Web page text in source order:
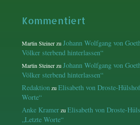
Kommentiert
Martin SteinerzuJohann Wolfgang von
Völker sterbend hinterlassen“
Martin SteinerzuJohann Wolfgang von
Völker sterbend hinterlassen“
RedaktionzuElisabeth von Droste-
Worte“
Anke KramerzuElisabeth von Droste-
„Letzte Worte“